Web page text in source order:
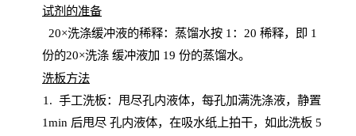
试剂的准备
20×洗涤缓冲液的稀释：蒸馏水按 1：20 稀释，即 1
份的20×洗涤 缓冲液加 19 份的蒸馏水。
洗板方法
1. 手工洗板：甩尽孔内液体，每孔加满洗涤液，静置
1min 后甩尽 孔内液体，在吸水纸上拍干，如此洗板 5